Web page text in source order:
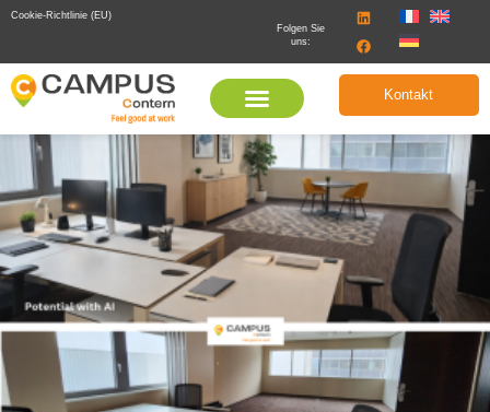
Cookie-Richtlinie (EU)
Folgen Sie
uns:
Kontakt